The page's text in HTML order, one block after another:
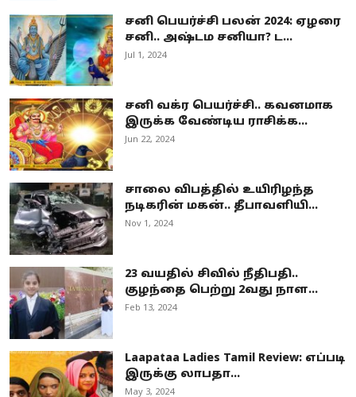
சனி பெயர்ச்சி பலன் 2024: ஏழரை
சனி.. அஷ்டம சனியா? ட...
Jul 1, 2024
சனி வக்ர பெயர்ச்சி.. கவனமாக
இருக்க வேண்டிய ராசிக்க...
Jun 22, 2024
சாலை விபத்தில் உயிரிழந்த
நடிகரின் மகன்.. தீபாவளியி...
Nov 1, 2024
23 வயதில் சிவில் நீதிபதி..
குழந்தை பெற்று 2வது நாள...
Feb 13, 2024
Laapataa Ladies Tamil Review: எப்படி
இருக்கு லாபதா...
May 3, 2024